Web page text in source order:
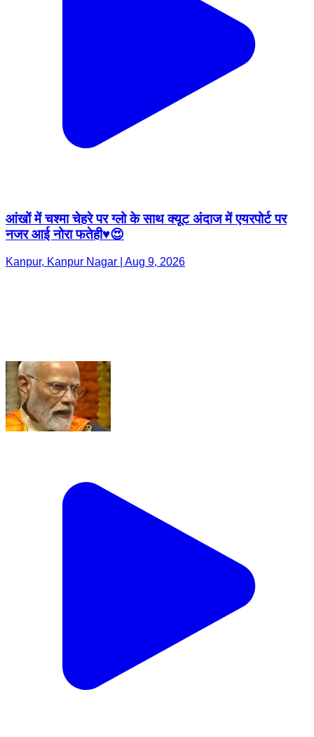
आंखों में चश्मा चेहरे पर ग्लो के साथ क्यूट अंदाज में एयरपोर्ट पर
नजर आई नोरा फतेही♥️😍
Kanpur, Kanpur Nagar | Aug 9, 2026
मैं तो बाबा बागेश्वर नहीं हूं,IIT दिल्ली के दीक्षांत समारोह में PM